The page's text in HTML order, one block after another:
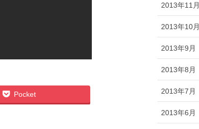
Pocket
2013年11月
2013年10月
2013年9月
2013年8月
2013年7月
2013年6月